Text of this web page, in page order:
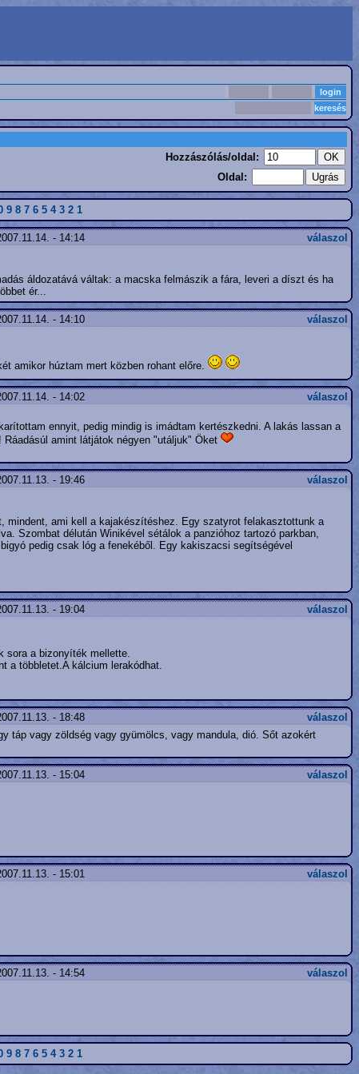
Hozzászólás/oldal:
Oldal:
9 8 7 6 5 4 3 2 1
- 14:14
válaszol
áldozatává váltak: a macska felmászik a fára, leveri a díszt és ha
ér...
- 14:10
válaszol
amikor húztam mert közben rohant előre.
- 14:02
válaszol
ennyit, pedig mindig is imádtam kertészkedni. A lakás lassan a
Ráadásúl amint látjátok négyen "utáljuk" Öket
- 19:46
válaszol
mindent, ami kell a kajakészítéshez. Egy szatyrot felakasztottunk a
Szombat délután Winikével sétálok a panzióhoz tartozó parkban,
pedig csak lóg a fenekéből. Egy kakiszacsi segítségével
- 19:04 válaszol
sora a bizonyíték mellette.
a többletet.A kálcium lerakódhat.
- 18:48
válaszol
táp vagy zöldség vagy gyümölcs, vagy mandula, dió. Sőt azokért
- 15:04
válaszol
- 15:01
válaszol
- 14:54 válaszol
9 8 7 6 5 4 3 2 1